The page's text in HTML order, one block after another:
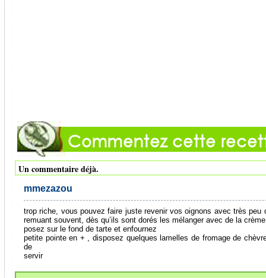
Un commentaire déjà.
mmezazou
trop riche, vous pouvez faire juste revenir vos oignons avec très peu
remuant souvent, dès qu’ils sont dorés les mélanger avec de la
posez sur le fond de tarte et enfournez
petite pointe en + , disposez quelques lamelles de fromage de
de
servir